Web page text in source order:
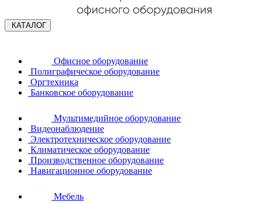
КАТАЛОГ
Офисное оборудование
Полиграфическое оборудование
Оргтехника
Банковское оборудование
Мультимедийное оборудование
Видеонаблюдение
Электротехническое оборудование
Климатическое оборудование
Производственное оборудование
Навигационное оборудование
Мебель